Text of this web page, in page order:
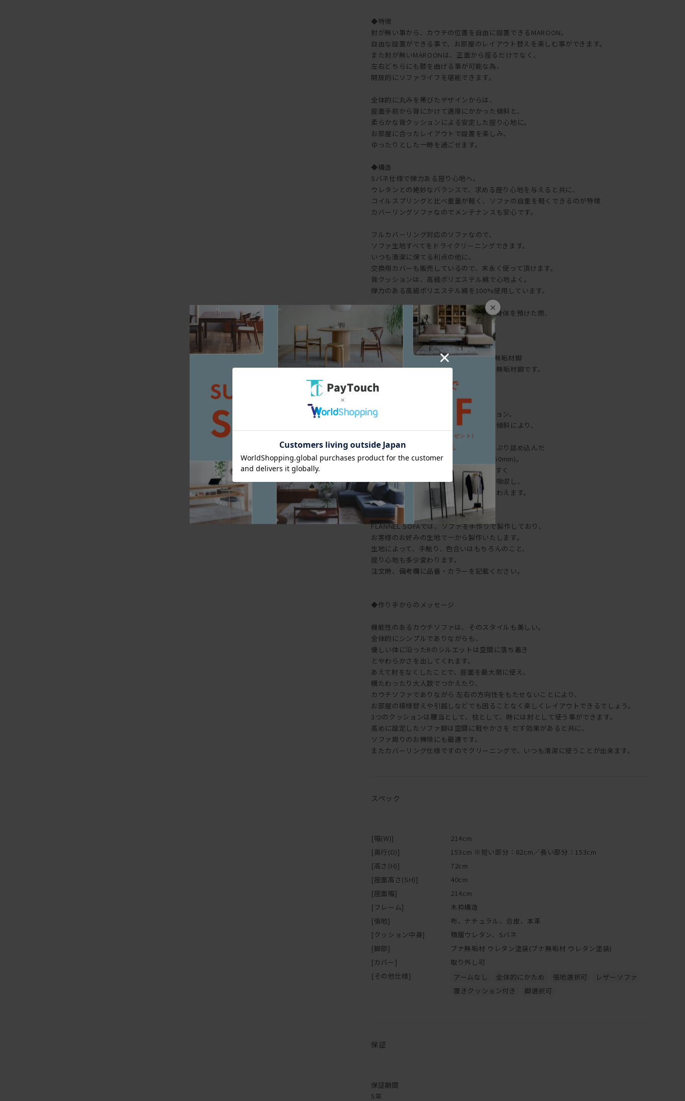
×
◆特徴
肘が無い事から、カウチの位置を自由に設置できるMAROON。
自由な設置ができる事で、お部屋のレイアウト替えを楽しむ事ができます。
また肘が無いMAROONは、正面から座るだけでなく、
左右どちらにも膝を曲げる事が可能な為、
開放的にソファライフを堪能できます。
全体的に丸みを帯びたデザインからは、
座面手前から背にかけて適度にかかった傾斜と、
柔らかな背クッションによる安定した座り心地に。
お部屋に合ったレイアウトで設置を楽しみ、
ゆったりとした一時を過ごせます。
◆構造
Sバネ仕様で弾力ある座り心地へ。
ウレタンとの絶妙なバランスで、求める座り心地を与えると共に、
コイルスプリングと比べ重量が軽く、ソファの自重を軽くできるのが特徴
カバーリングソファなのでメンテナンスも安心です。
フルカバーリング対応のソファなので、
ソファ生地すべてをドライクリーニングできます。
いつも清潔に保てる利点の他に、
交換用カバーも販売しているので、末永く使って頂けます。
背クッションは、高級ポリエステル綿で心地よく。
弾力のある高級ポリエステル綿を100%使用しています。
たっぷり詰めたポリエステル綿により、身体を預けた際、
ふんわりと支えてくれます。
クッションに復元力があるので、
クッションの型くずれもしにくいです。
MAROONを支える高さ180mmのブナの無垢材脚
お掃除も楽な、高さのある贅沢なブナの無垢材脚です。
ソファ本体に固定されています
適度な座面の傾斜と、柔らかな背クッション。
座面手前から背にかけて適度にかかった傾斜により、
深みのある座り心地になります。
それを支える高級ポリエステル綿をたっぷり詰め込んだ
厚み130mmの背クッション(230mm×650mm)。
座面の傾斜によって、背に身体を預けやすく
、腰にあるクッションで体重をしっかり吸収し、
身体がフィットするような座り心地を味わえます。
◆選べる張り地
FLANNEL SOFAでは、ソファを手作りで製作しており、
お客様のお好みの生地で一から製作いたします。
生地によって、手触り、色合いはもちろんのこと、
座り心地も多少変わります。
注文時、備考欄に品番・カラーを記載ください。
◆作り手からのメッセージ
機能性のあるカウチソファは、そのスタイルも美しい。
全体的にシンプルでありながらも、
優しい体に沿ったRのシルエットは空間に落ち着き
とやわらかさを出してくれます。
あえて肘をなくしたことで、座面を最大限に使え、
横たわったり大人数でつかえたり、
カウチソファでありながら 左右の方向性をもたせないことにより、
お部屋の模様替えや引越しなどでも困ることなく楽しくレイアウトできるでしょう。
3つのクッションは腰当として、枕として、時には肘として使う事ができます。
高めに設定したソファ脚は空間に軽やかさを だす効果があると共に、
ソファ周りのお掃除にも最適です。
またカバーリング仕様ですのでクリーニングで、いつも清潔に使うことが出来ます。
スペック
[幅(W)]
214cm
[奥行(D)]
153cm ※短い部分：82cm／長い部分：153cm
[高さ(H)]
72cm
[座面高さ(SH)]
40cm
[座面幅]
214cm
[フレーム]
木枠構造
[張地]
布、ナチュラル、合皮、本革
[クッション中身]
積層ウレタン、Sバネ
[脚部]
ブナ無垢材 ウレタン塗装(ブナ無垢材 ウレタン塗装)
[カバー]
取り外し可
[その他仕様]
アームなし 全体的にかため 張地選択可
レザーソファ
置きクッション付き
脚選択可
保証
保証期間
5年